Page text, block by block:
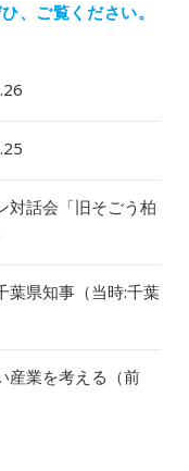
、ご覧ください。
対話会「旧そごう柏
葉県知事（当時:千葉
産業を考える（前